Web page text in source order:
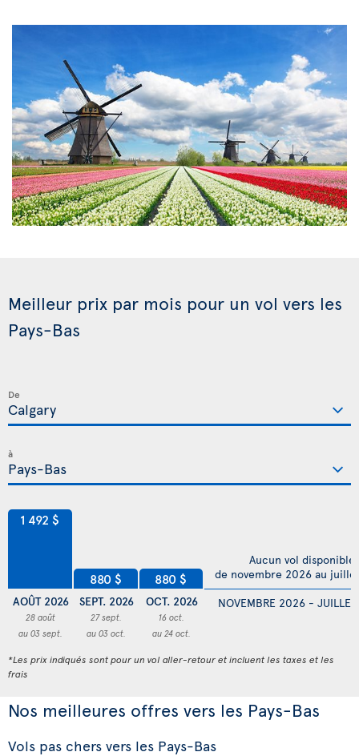
Meilleur prix par mois pour un vol vers les
Pays-Bas
De
à
1 492 $
AOÛT 2026
28 août
au 03 sept.
880 $
SEPT. 2026
27 sept.
au 03 oct.
880 $
OCT. 2026
16 oct.
au 24 oct.
NOVEMBRE 2026 -
Aucun vol disponible
de novembre 2026 au
*Les prix indiqués sont pour un vol aller-retour et incluent les taxes et les
frais
Nos meilleures offres vers les Pays-Bas
Vols pas chers vers les Pays-Bas